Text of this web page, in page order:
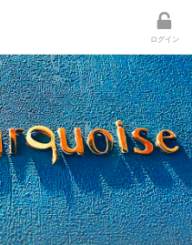
ログイン